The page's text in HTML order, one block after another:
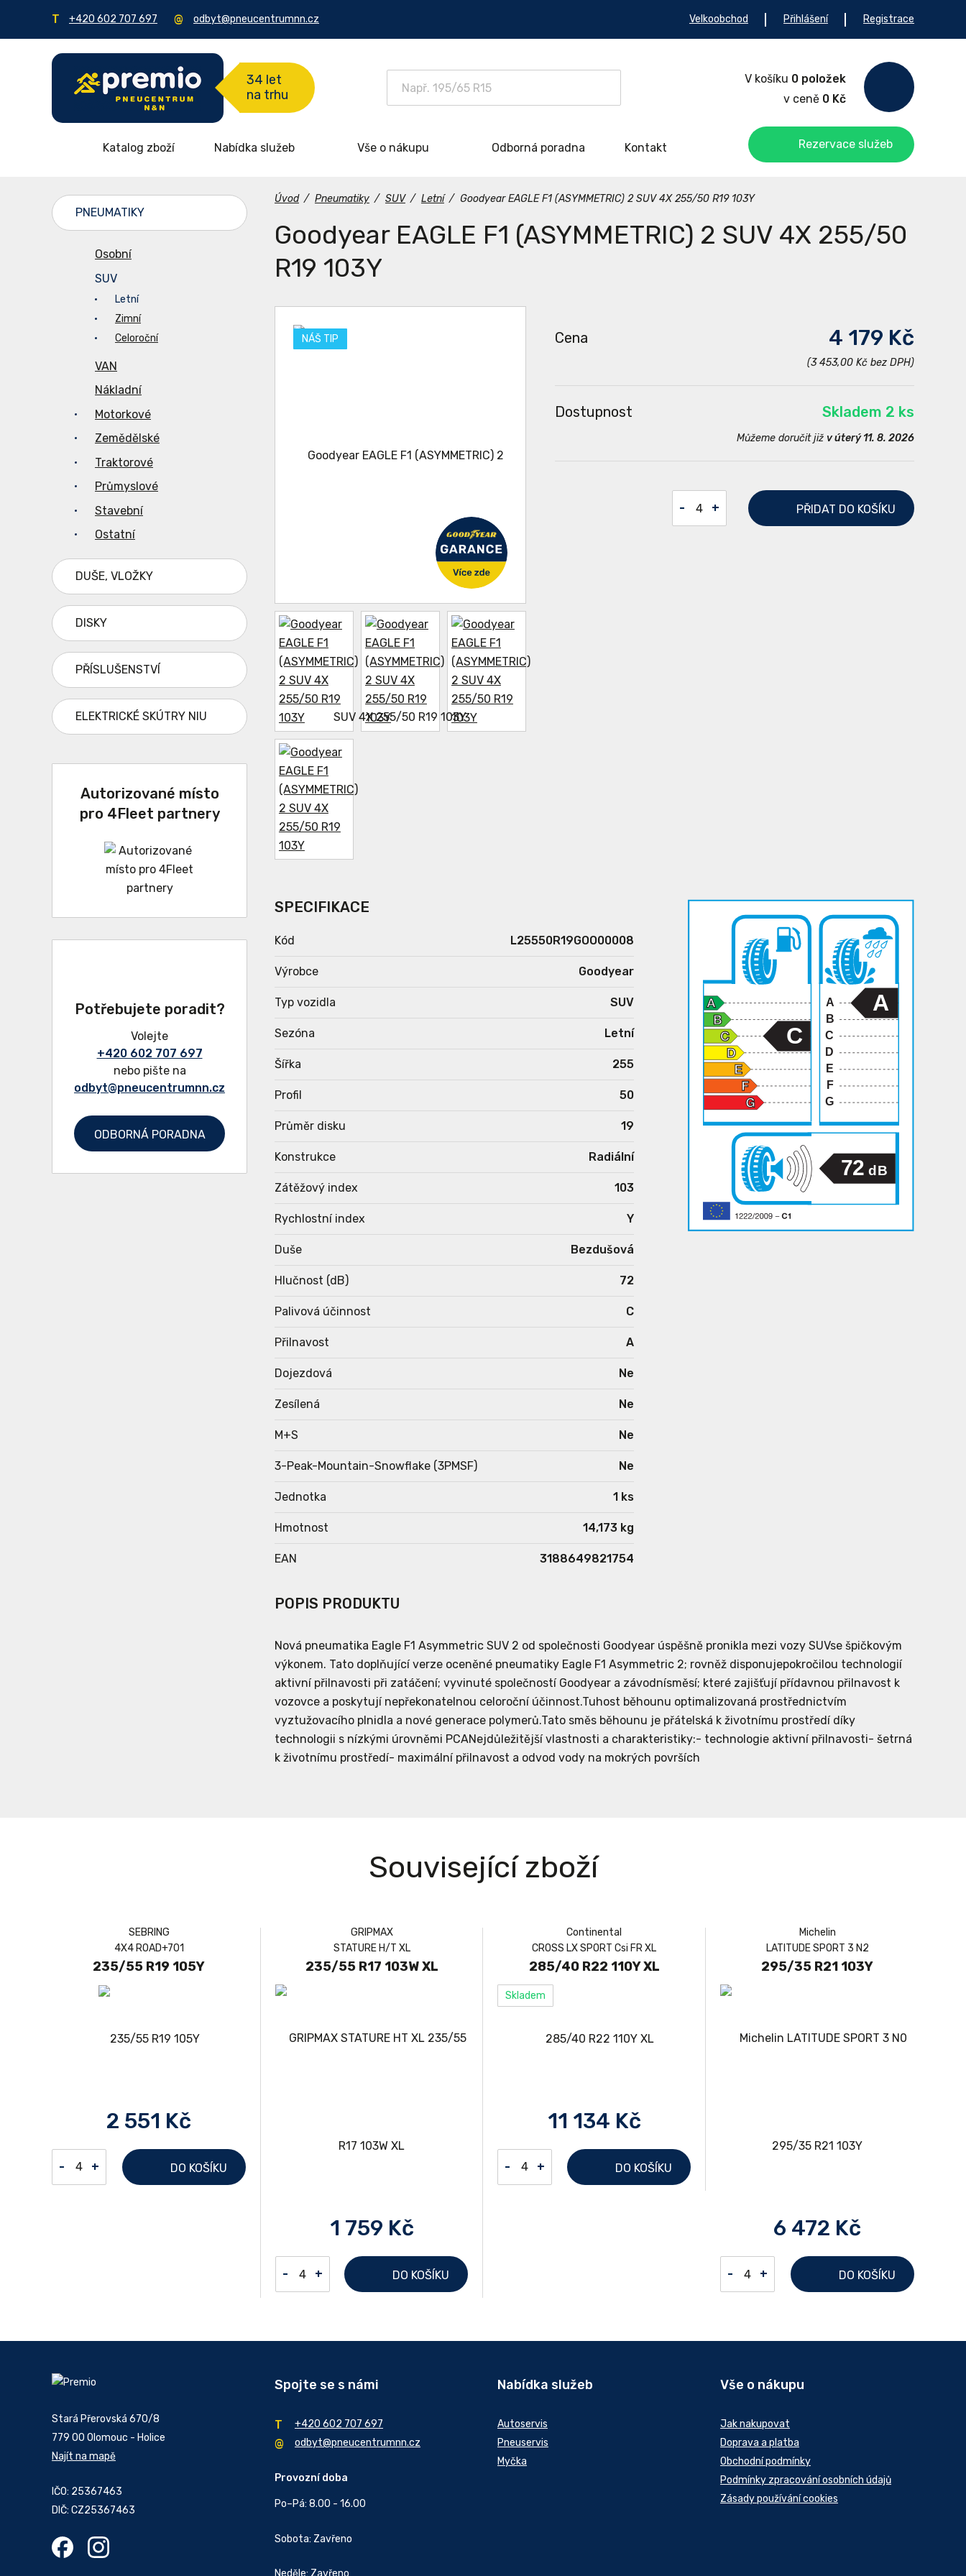
+420 602 707 697 odbyt@pneucentrumnn.cz Velkoobchod Přihlášení Registrace
34 let
na trhu
V košíku 0 položek
v ceně 0 Kč
Katalog zboží Nabídka služeb Vše o nákupu Odborná poradna Kontakt Rezervace služeb
Úvod / Pneumatiky / SUV / Letní / Goodyear EAGLE F1 (ASYMMETRIC) 2 SUV 4X 255/50 R19 103Y
Goodyear EAGLE F1 (ASYMMETRIC) 2 SUV 4X 255/50
R19 103Y
NÁŠ TIP Cena 4 179 Kč
(3 453,00 Kč bez DPH)
Dostupnost Skladem 2 ks
Můžeme doručit již v úterý 11. 8. 2026
- + PŘIDAT DO KOŠÍKU
SPECIFIKACE
Kód L25550R19GOO00008
Výrobce Goodyear
Typ vozidla SUV
Sezóna Letní
Šířka 255
Profil 50
Průměr disku 19
Konstrukce Radiální
Zátěžový index 103
Rychlostní index Y
Duše Bezdušová
Hlučnost (dB) 72
Palivová účinnost C
Přilnavost A
Dojezdová Ne
Zesílená Ne
M+S Ne
3-Peak-Mountain-Snowflake (3PMSF) Ne
Jednotka 1 ks
Hmotnost 14,173 kg
EAN 3188649821754
A
B
C
D
E
F
G
72 dB
C
A
POPIS PRODUKTU
Nová pneumatika Eagle F1 Asymmetric SUV 2 od společnosti Goodyear úspěšně pronikla mezi vozy SUVse špičkovým
výkonem. Tato doplňující verze oceněné pneumatiky Eagle F1 Asymmetric 2; rovněž disponujepokročilou technologií
aktivní přilnavosti při zatáčení; vyvinuté společností Goodyear a závodnísměsí; které zajišťují přídavnou přilnavost k
vozovce a poskytují nepřekonatelnou celoroční účinnost.Tuhost běhounu optimalizovaná prostřednictvím
vyztužovacího plnidla a nové generace polymerů.Tato směs běhounu je přátelská k životnímu prostředí díky
technologii s nízkými úrovněmi PCANejdůležitější vlastnosti a charakteristiky:- technologie aktivní přilnavosti- šetrná
k životnímu prostředí- maximální přilnavost a odvod vody na mokrých površích
PNEUMATIKY
Osobní
SUV
Letní
Zimní
Celoroční
VAN
Nákladní
Motorkové
Zemědělské
Traktorové
Průmyslové
Stavební
Ostatní
DUŠE, VLOŽKY
DISKY
PŘÍSLUŠENSTVÍ
ELEKTRICKÉ SKÚTRY NIU
Autorizované místo
pro 4Fleet partnery
Potřebujete poradit?
Volejte
+420 602 707 697
nebo pište na
odbyt@pneucentrumnn.cz
ODBORNÁ PORADNA
Související zboží
SEBRING
4X4 ROAD+701
235/55 R19 105Y
2 551 Kč
- + DO KOŠÍKU
GRIPMAX
STATURE H/T XL
235/55 R17 103W XL
1 759 Kč
- + DO KOŠÍKU
Continental
CROSS LX SPORT Csi FR XL
285/40 R22 110Y XL
Skladem
11 134 Kč
- + DO KOŠÍKU
Michelin
LATITUDE SPORT 3 N2
295/35 R21 103Y
6 472 Kč
- + DO KOŠÍKU
Stará Přerovská 670/8
779 00 Olomouc - Holice
Najít na mapě
IČO: 25367463
DIČ: CZ25367463
Spojte se s námi
+420 602 707 697
odbyt@pneucentrumnn.cz
Provozní doba
Po–Pá: 8.00 - 16.00
Sobota: Zavřeno
Nabídka služeb
Autoservis
Pneuservis
Myčka
Vše o nákupu
Jak nakupovat
Doprava a platba
Obchodní podmínky
Podmínky zpracování osobních údajů
Zásady používání cookies